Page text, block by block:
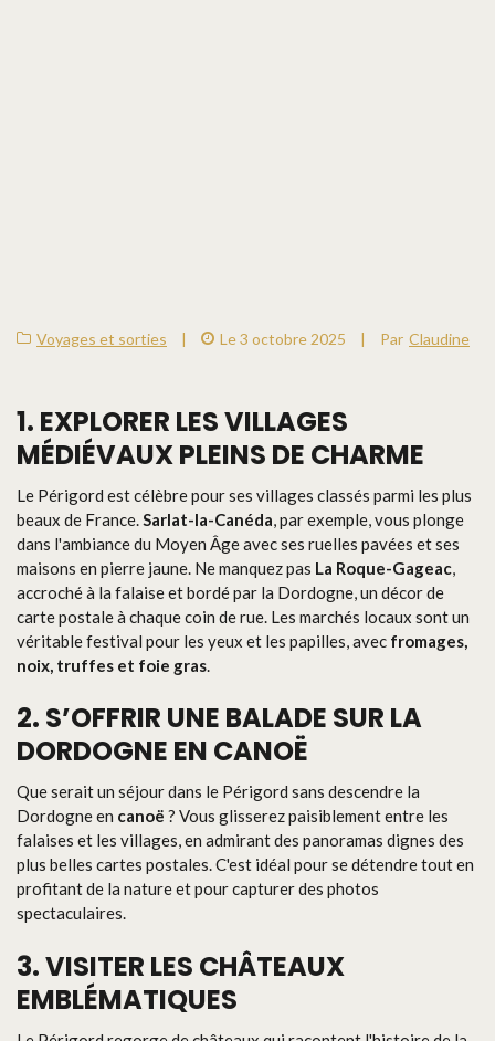
Voyages et sorties | Le 3 octobre 2025 | Par Claudine
1. EXPLORER LES VILLAGES
MÉDIÉVAUX PLEINS DE CHARME
Le Périgord est célèbre pour ses villages classés parmi les plus
beaux de France. Sarlat-la-Canéda , par exemple, vous plonge
dans l'ambiance du Moyen Âge avec ses ruelles pavées et ses
maisons en pierre jaune. Ne manquez pas La Roque-Gageac
accroché à la falaise et bordé par la Dordogne, un décor de
carte postale à chaque coin de rue. Les marchés locaux sont un
véritable festival pour les yeux et les papilles, avec fromages,
noix, truffes et foie gras
2. S’OFFRIR UNE BALADE SUR LA
DORDOGNE EN CANOË
Que serait un séjour dans le Périgord sans descendre la
Dordogne en canoë ? Vous glisserez paisiblement entre les
falaises et les villages, en admirant des panoramas dignes des
plus belles cartes postales. C'est idéal pour se détendre tout en
profitant de la nature et pour capturer des photos
spectaculaires.
3. VISITER LES CHÂTEAUX
EMBLÉMATIQUES